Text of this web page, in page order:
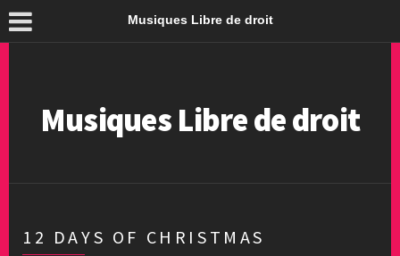
Musiques Libre de droit
Musiques Libre de droit
12 DAYS OF CHRISTMAS